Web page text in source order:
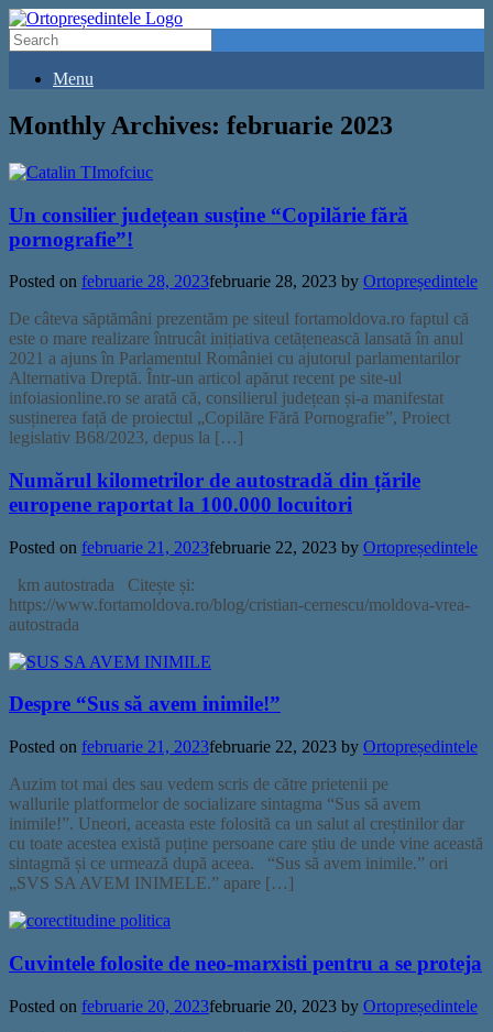
Menu
Monthly Archives: februarie 2023
Un consilier județean susține “Copilărie fără
pornografie”!
Posted on februarie 28, 2023februarie 28, 2023 by Ortopreședintele
De câteva săptămâni prezentăm pe siteul fortamoldova.ro faptul că
este o mare realizare întrucât inițiativa cetățenească lansată în anul
2021 a ajuns în Parlamentul României cu ajutorul parlamentarilor
Alternativa Dreptă. Într-un articol apărut recent pe site-ul
infoiasionline.ro se arată că, consilierul județean și-a manifestat
susținerea față de proiectul „Copilăre Fără Pornografie”, Proiect
legislativ B68/2023, depus la […]
Numărul kilometrilor de autostradă din țările
europene raportat la 100.000 locuitori
Posted on februarie 21, 2023februarie 22, 2023 by Ortopreședintele
km autostrada Citește și:
https://www.fortamoldova.ro/blog/cristian-cernescu/moldova-vrea-
autostrada
Despre “Sus să avem inimile!”
Posted on februarie 21, 2023februarie 22, 2023 by Ortopreședintele
Auzim tot mai des sau vedem scris de către prietenii pe
wallurile platformelor de socializare sintagma “Sus să avem
inimile!”. Uneori, aceasta este folosită ca un salut al creștinilor dar
cu toate acestea există puține persoane care știu de unde vine această
sintagmă și ce urmează după aceea. “Sus să avem inimile.” ori
„SVS SA AVEM INIMELE.” apare […]
Cuvintele folosite de neo-marxisti pentru a se proteja
Posted on februarie 20, 2023februarie 20, 2023 by Ortopreședintele